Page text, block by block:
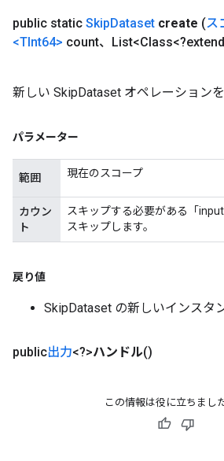
public static SkipDataset create (ス
<TInt64> count、
新しい SkipDataset オペレーション
パラメーター
範囲 現在のスコープ
カウン
ト
スキップする必要がある「
スキップします。
戻り値
SkipDataset の新しいインスタ
public出力<?>ハンドル()
この情報は役に立ちまし